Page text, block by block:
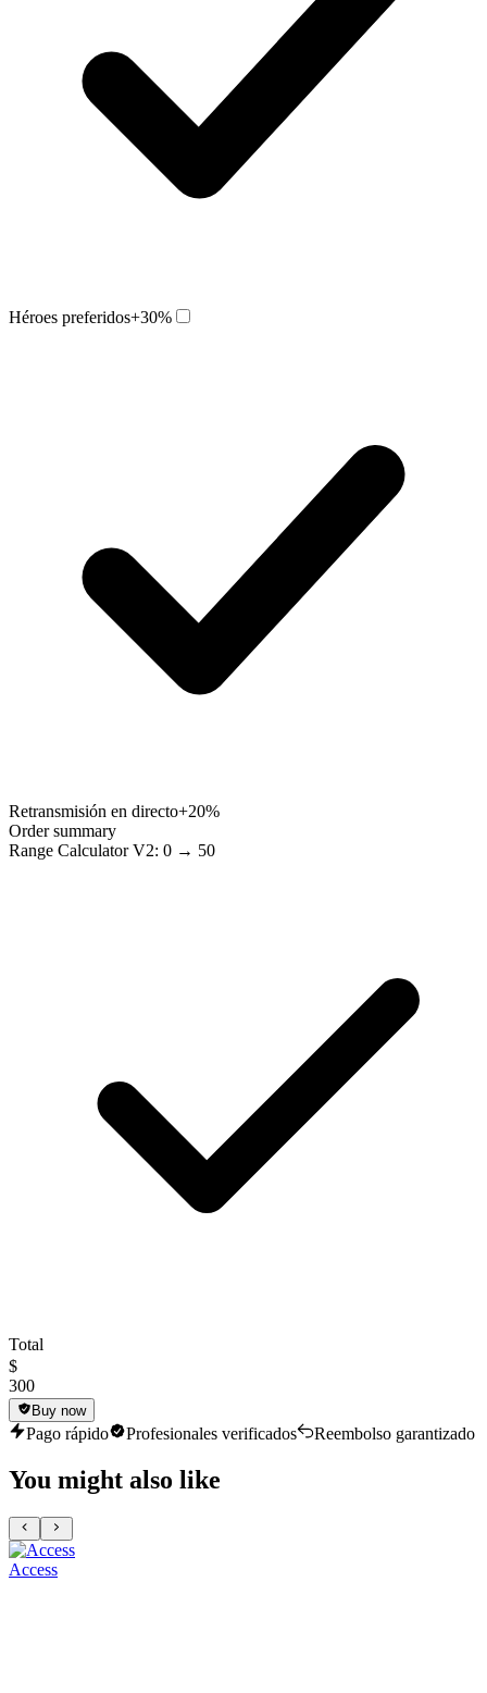
Héroes preferidos+30%
Retransmisión en directo+20%
Order summary
Range Calculator V2: 0 → 50
Total
$
300
Buy now
Pago rápido Profesionales verificados Reembolso garantizado
You might also like
Access